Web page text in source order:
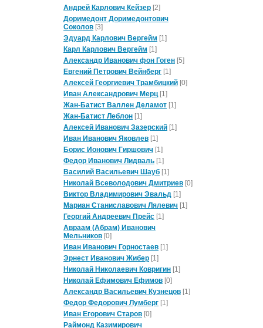
Андрей Карлович Кейзер [2]
Доримедонт Доримедонтович
Соколов [3]
Эдуард Карлович Вергейм [1]
Карл Карлович Вергейм [1]
Александр Иванович фон Гоген [5]
Евгений Петрович Вейнберг [1]
Алексей Георгиевич Трамбицкий [0]
Иван Александрович Мерц [1]
Жан-Батист Валлен Деламот [1]
Жан-Батист Леблон [1]
Алексей Иванович Зазерский [1]
Иван Иванович Яковлев [1]
Борис Ионович Гиршович [1]
Федор Иванович Лидваль [1]
Василий Васильевич Шауб [1]
Николай Всеволодович Дмитриев [0]
Виктор Владимирович Эвальд [1]
Мариан Станиславович Лялевич [1]
Георгий Андреевич Прейс [1]
Авраам (Абрам) Иванович
Мельников [0]
Иван Иванович Горностаев [1]
Эрнест Иванович Жибер [1]
Николай Hиколаевич Ковригин [1]
Николай Ефимович Ефимов [0]
Александр Васильевич Кузнецов [1]
Федор Федорович Лумберг [1]
Иван Егорович Старов [0]
Раймонд Казимирович